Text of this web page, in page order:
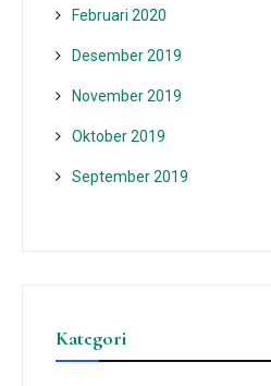
Februari 2020
Desember 2019
November 2019
Oktober 2019
September 2019
Kategori